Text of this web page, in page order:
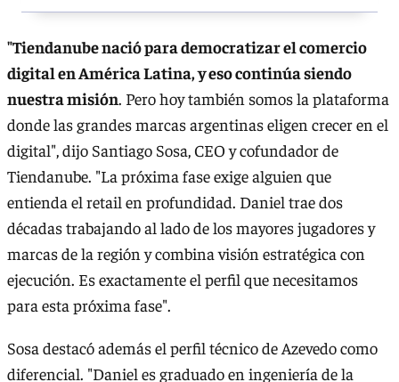
"Tiendanube nació para democratizar el comercio
digital en América Latina, y eso continúa siendo
nuestra misión. Pero hoy también somos la plataforma
donde las grandes marcas argentinas eligen crecer en el
digital", dijo Santiago Sosa, CEO y cofundador de
Tiendanube. "La próxima fase exige alguien que
entienda el retail en profundidad. Daniel trae dos
décadas trabajando al lado de los mayores jugadores y
marcas de la región y combina visión estratégica con
ejecución. Es exactamente el perfil que necesitamos
para esta próxima fase".
Sosa destacó además el perfil técnico de Azevedo como
diferencial. "Daniel es graduado en ingeniería de la